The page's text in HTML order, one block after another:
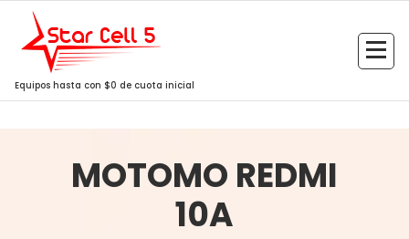
Saltar
contenido
Equipos hasta con $0 de cuota inicial
MOTOMO REDMI
10A